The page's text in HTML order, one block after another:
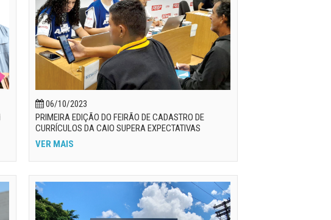
06/10/2023
PRIMEIRA EDIÇÃO DO FEIRÃO DE CADASTRO DE
CURRÍCULOS DA CAIO SUPERA EXPECTATIVAS
VER MAIS